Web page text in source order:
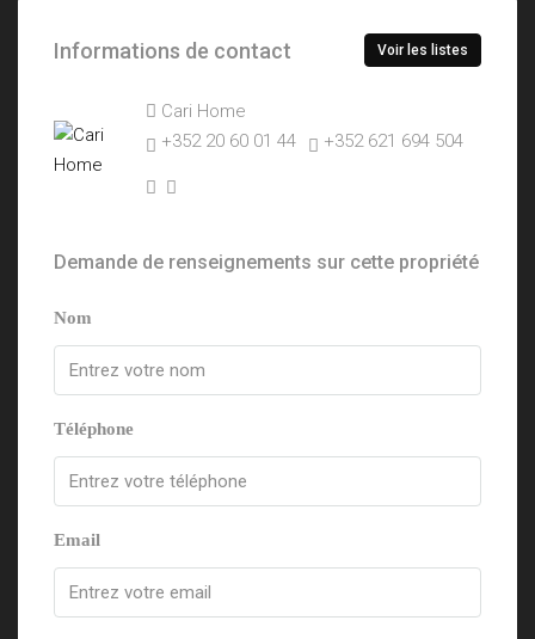
Informations de contact Voir les listes
Cari Home
+352 20 60 01 44
+352 621 694 504
Demande de renseignements sur cette propriété
Nom
Téléphone
Email